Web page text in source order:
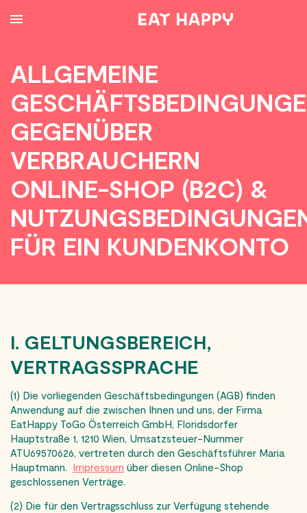
TO
ALLGEMEINE
GEGENÜBER
VERBRAUCHERN
ONLINE-SHOP (B2C) &
FÜR EIN KUNDENKONTO
I. GELTUNGSBEREICH,
VERTRAGSSPRACHE
(1) Die vorliegenden Geschäftsbedingungen (AGB) finden
Anwendung auf die zwischen Ihnen und uns, der Firma
EatHappy ToGo Österreich GmbH, Floridsdorfer
Hauptstraße 1, 1210 Wien, Umsatzsteuer-Nummer
ATU69570626, vertreten durch den Geschäftsführer Maria
Hauptmann. Impressum über diesen Online-Shop
geschlossenen Verträge.
(2) Die für den Vertragsschluss zur Verfügung stehende